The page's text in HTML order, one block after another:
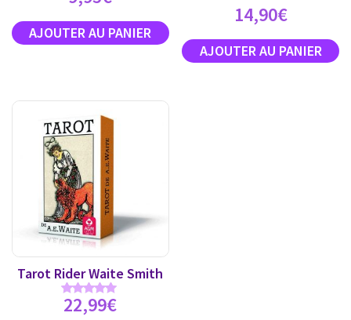
14,90€
Tarot Rider Waite Smith
Note
4.89
22,99€